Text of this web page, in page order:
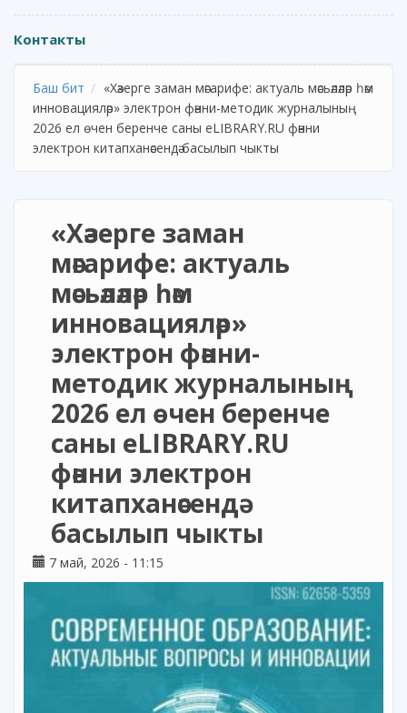
Контакты
Баш бит
«Хәзерге заман мәгарифе: актуаль мәсьәләләр һәм
инновацияләр» электрон фәнни-методик журналының
2026 ел өчен беренче саны eLIBRARY.RU фәнни
электрон китапханәсендә басылып чыкты
«Хәзерге заман
мәгарифе: актуаль
мәсьәләләр һәм
инновацияләр»
электрон фәнни-
методик журналының
2026 ел өчен беренче
саны eLIBRARY.RU
фәнни электрон
китапханәсендә
басылып чыкты
7 май, 2026 - 11:15